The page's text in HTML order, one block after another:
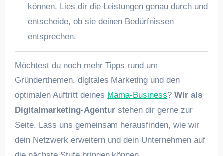
können. Lies dir die Leistungen genau durch und
entscheide, ob sie deinen Bedürfnissen
entsprechen.
Möchtest du noch mehr Tipps rund um
Gründerthemen, digitales Marketing und den
optimalen Auftritt deines Mama-Business? Wir als
Digitalmarketing-Agenturstehen dir gerne zur
Seite. Lass uns gemeinsam herausfinden, wie wir
dein Netzwerk erweitern und dein Unternehmen auf